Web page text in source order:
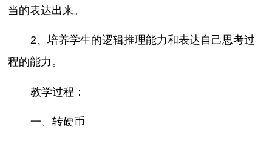
当的表达出来。
2、培养学生的逻辑推理能力和表达自己思考过
程的能力。
教学过程：
一、转硬币